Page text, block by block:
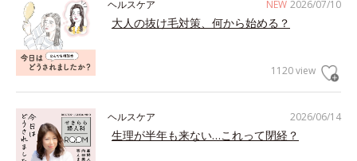
NEW 2026/07/10
ヘルスケア
大人の抜け毛対策、何から始める？
1120 view
2026/06/14
ヘルスケア
生理が半年も来ない…これって閉経？